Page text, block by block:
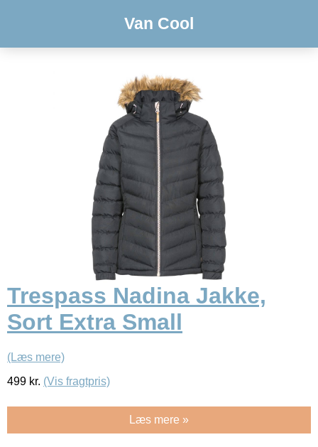
Van Cool
Trespass Nadina Jakke,
Sort Extra Small
(Læs mere)
499 kr. (Vis fragtpris)
Læs mere »